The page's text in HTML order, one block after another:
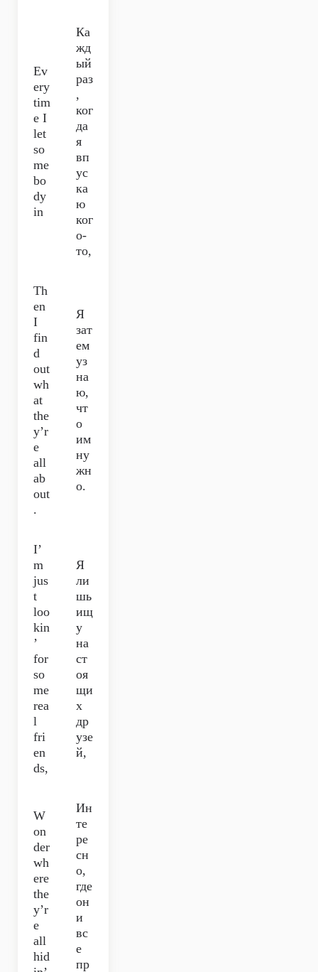
Ev
ery
tim
e I
let
so
me
bo
dy
in
Ка
жд
ый
раз
,
ког
да
я
вп
ус
ка
ю
ког
о-
то,
Th
en
I
fin
d
out
wh
at
the
y’r
e
all
ab
out
.
Я
зат
ем
уз
на
ю,
чт
о
им
ну
жн
о.
I’
m
jus
t
loo
kin
’
for
so
me
rea
l
fri
en
ds,
Я
ли
шь
ищ
у
на
ст
оя
щи
х
др
узе
й,
W
on
der
wh
ere
the
y’r
e
all
hid
Ин
те
ре
сн
о,
где
он
и
вс
е
пр